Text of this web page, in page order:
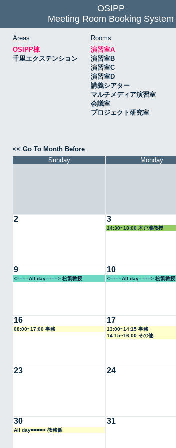
OSIPP
Meeting Room Booking System
Areas
OSIPP棟
千里エクステンション
Rooms
演習室A
演習室B
演習室C
演習室D
講義シアター
マルチメディア演習室
会議室
プロジェクト研究室
<< Go To Month Before
Sunday
Monday
2 3
14:30~18:00 木戸准教授
9
<====All day====> 松繁教授
10
<====All day====> 松繁教授
16
08:00~17:00 事務
17
13:00~14:15 事務
14:15~16:00 その他
23 24
30
All day====> 教務係
31